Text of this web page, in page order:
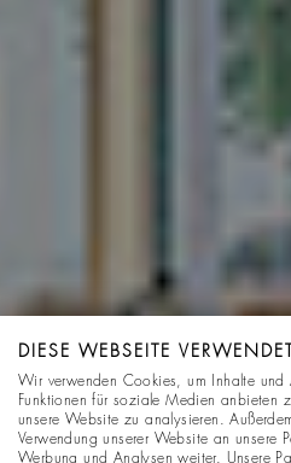
DIESE WEBSEITE
Wir verwenden Cookies, um Inhalte und
Funktionen für soziale Medien anbieten
unsere Website zu analysieren.
Verwendung unserer Website an unsere
Werbung und Analysen weiter. Unsere